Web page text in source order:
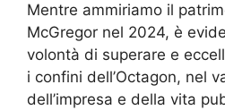
Mentre ammiriamo il
McGregor nel 2024, è
volontà di superare e
i confini dell’Octagon, nel
dell’impresa e della vita